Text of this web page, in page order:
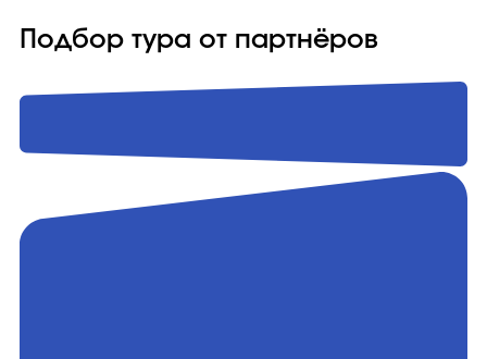
Подбор тура от партнёров